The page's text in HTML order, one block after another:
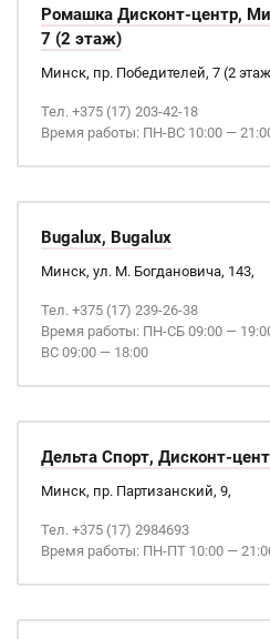
Ромашка Дисконт-центр,
7 (2 этаж)
Минск, пр. Победителей, 7 (2
Тел. +375 (17) 203-42-18
Время работы: ПН-ВС 10:00 —
Bugalux, Bugalux
Минск, ул. М. Богдановича, 143,
Тел. +375 (17) 239-26-38
Время работы: ПН-СБ 09:00 —
ВС 09:00 — 18:00
Дельта Спорт, Дисконт-
Минск, пр. Партизанский, 9,
Тел. +375 (17) 2984693
Время работы: ПН-ПТ 10:00 —